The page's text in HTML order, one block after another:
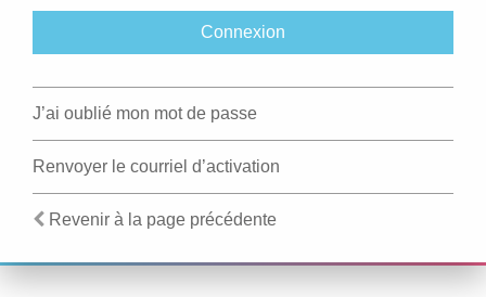
J’ai oublié mon mot de passe
Renvoyer le courriel d’activation
Revenir à la page précédente